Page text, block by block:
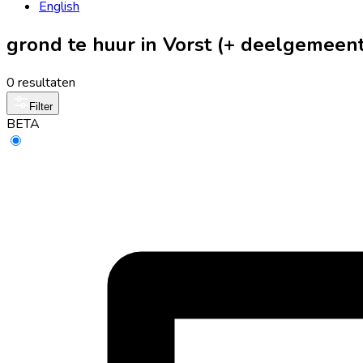
English
grond te huur in Vorst (+
0 resultaten
Filter
BETA